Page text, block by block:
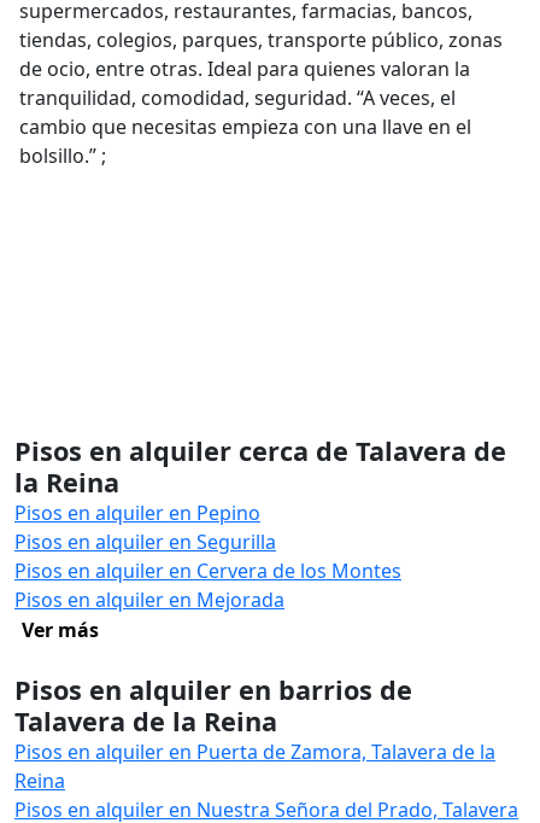
supermercados, restaurantes, farmacias, bancos,
tiendas, colegios, parques, transporte público, zonas
de ocio, entre otras. Ideal para quienes valoran la
tranquilidad, comodidad, seguridad. “A veces, el
cambio que necesitas empieza con una llave en el
bolsillo.” ;
Pisos en alquiler cerca de Talavera de
la Reina
Pisos en alquiler en Pepino
Pisos en alquiler en Segurilla
Pisos en alquiler en Cervera de los Montes
Pisos en alquiler en Mejorada
Ver más
Pisos en alquiler en barrios de
Talavera de la Reina
Pisos en alquiler en Puerta de Zamora, Talavera de la
Reina
Pisos en alquiler en Nuestra Señora del Prado, Talavera